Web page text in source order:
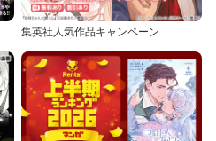
集英社人気作品キャンペーン